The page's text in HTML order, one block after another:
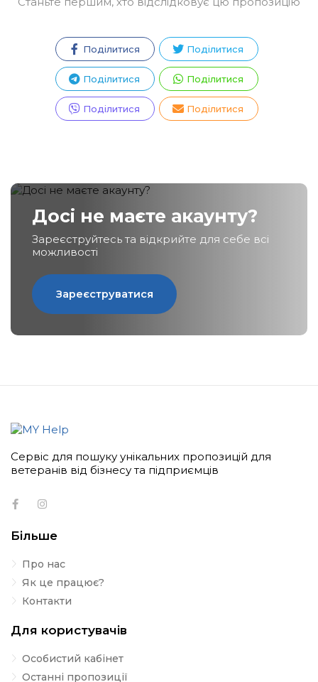
Поділитися Поділитися
Поділитися Поділитися
Поділитися Поділитися
Досі не маєте акаунту?
Зареєструйтесь та відкрийте для себе всі
можливості
Зареєструватися
Сервіс для пошуку унікальних пропозицій для
ветеранів від бізнесу та підприємців
Більше
Про нас
Як це працює?
Контакти
Для користувачів
Особистий кабінет
Останні пропозиції